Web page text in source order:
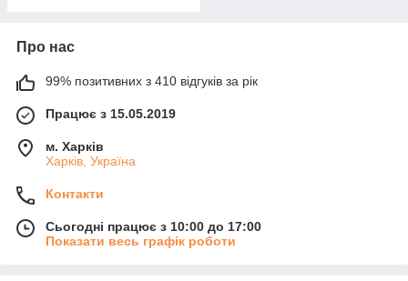
Про нас
99% позитивних з 410 відгуків за рік
Працює з 15.05.2019
м. Харків
Харків, Україна
Контакти
Сьогодні працює з 10:00 до 17:00
Показати весь графік роботи